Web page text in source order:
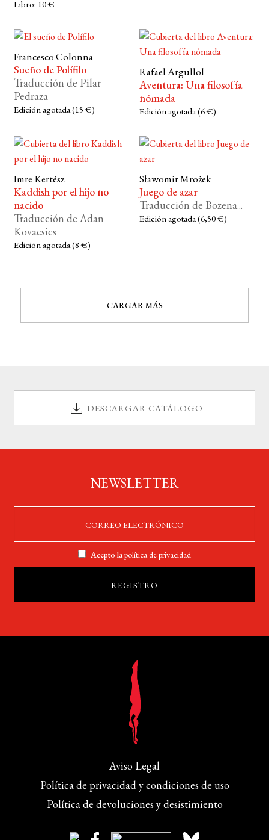
Libro: 10 €
Francesco Colonna
Sueño de Polífilo
Traducción de Pilar
Pedraza
Edición agotada (15 €)
Rafael Argullol
Aventura: Una filosofía
nómada
Edición agotada (6 €)
Imre Kertész
Kaddish por el hijo no
nacido
Traducción de Adan
Kovacsics
Edición agotada (8 €)
Sławomir Mrożek
Juego de azar
Traducción de Bozena...
Edición agotada (6,50 €)
CARGAR MÁS
DESCARGAR CATÁLOGO
NEWSLETTER
Acepto lapolítica de privacidad
Aviso Legal
Política de privacidad y condiciones de uso
Política de devoluciones y desistimiento